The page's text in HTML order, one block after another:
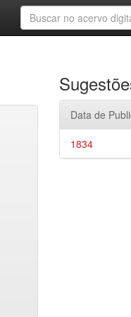
Data de
1834